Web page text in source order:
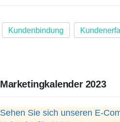
Kundenbindung
Marketingkalender 2023
Sehen Sie sich unseren E-